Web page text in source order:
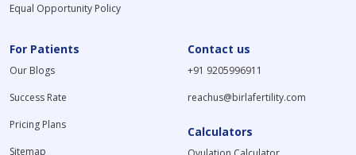
Equal Opportunity Policy
For Patients
Our Blogs
Success Rate
Pricing Plans
Sitemap
Contact us
+91 9205996911
reachus@birlafertility.com
Calculators